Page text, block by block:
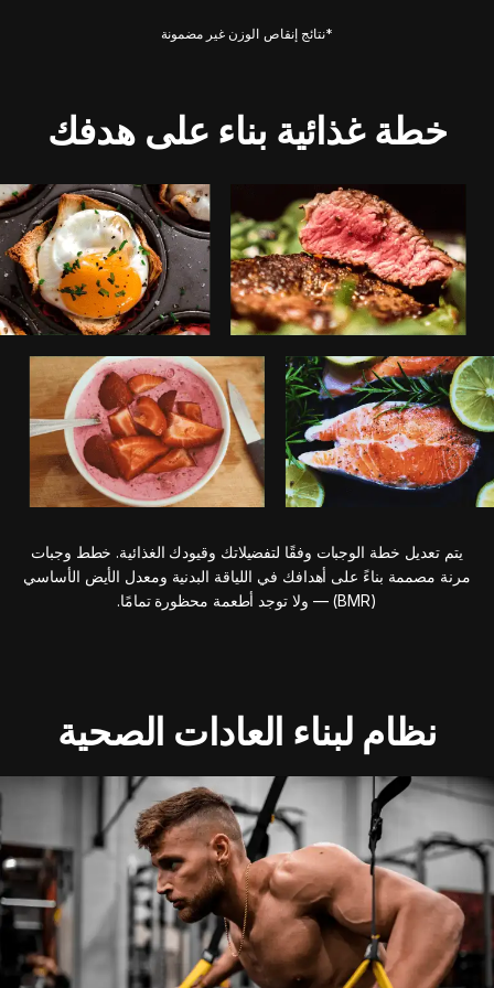
*نتائج إنقاص الوزن غير مضمونة
خطة غذائية بناء على هدفك
يتم تعديل خطة الوجبات وفقًا لتفضيلاتك وقيودك الغذائية. خطط وجبات
مرنة مصممة بناءً على أهدافك في اللياقة البدنية ومعدل الأيض الأساسي
(BMR) — ولا توجد أطعمة محظورة تمامًا.
نظام لبناء العادات الصحية